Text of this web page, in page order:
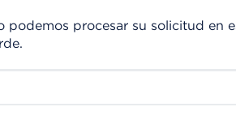
podemos procesar su solicitud en